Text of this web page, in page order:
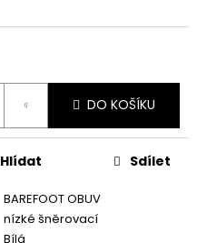
DO KOŠÍKU
BAREFOOT OBUV
nízké šněrovací
Bílá
Hlídat Sdílet